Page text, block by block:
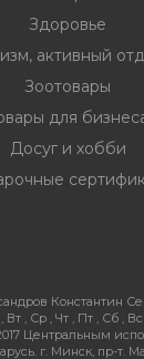
Здоровье
активный
Зоотовары
для
Досуг и хобби
Константин
Вт , Ср , Чт , Пт , Сб , Вс
Центральным
г. Минск, пр-т.